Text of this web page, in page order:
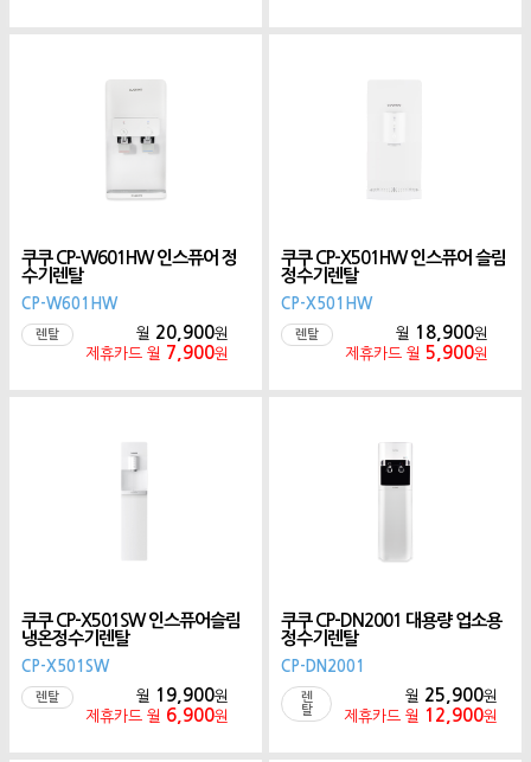
쿠쿠 CP-W601HW 인스퓨어 정
수기렌탈
CP-W601HW
렌탈 월 20,900원
제휴카드 월 7,900원
쿠쿠 CP-X501HW 인스퓨어 슬림
정수기렌탈
CP-X501HW
렌탈 월 18,900원
제휴카드 월 5,900원
쿠쿠 CP-X501SW 인스퓨어슬림
냉온정수기렌탈
CP-X501SW
렌탈 월 19,900원
제휴카드 월 6,900원
쿠쿠 CP-DN2001 대용량 업소용
정수기렌탈
CP-DN2001
렌
탈
월 25,900원
제휴카드 월
12,900원